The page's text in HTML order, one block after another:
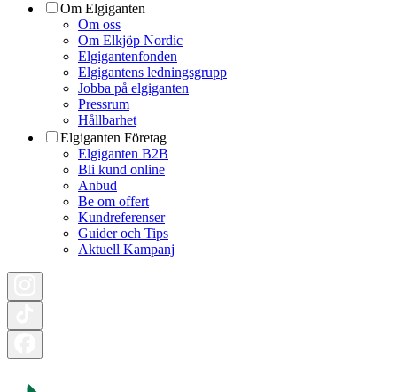
Om Elgiganten
Om oss
Om Elkjöp Nordic
Elgigantenfonden
Elgigantens ledningsgrupp
Jobba på elgiganten
Pressrum
Hållbarhet
Elgiganten Företag
Elgiganten B2B
Bli kund online
Anbud
Be om offert
Kundreferenser
Guider och Tips
Aktuell Kampanj